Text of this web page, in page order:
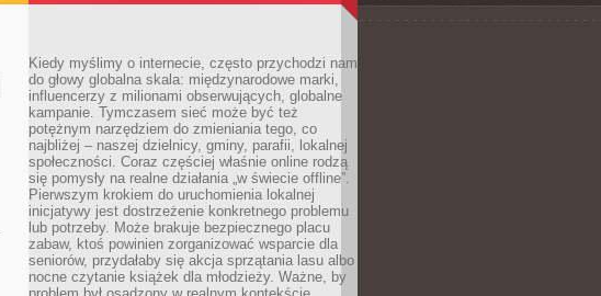
Kiedy myślimy o internecie, często przychodzi nam
do głowy globalna skala: międzynarodowe marki,
influencerzy z milionami obserwujących, globalne
kampanie. Tymczasem sieć może być też
potężnym narzędziem do zmieniania tego, co
najbliżej – naszej dzielnicy, gminy, parafii, lokalnej
społeczności. Coraz częściej właśnie online rodzą
się pomysły na realne działania „w świecie offline”.
Pierwszym krokiem do uruchomienia lokalnej
inicjatywy jest dostrzeżenie konkretnego problemu
lub potrzeby. Może brakuje bezpiecznego placu
zabaw, ktoś powinien zorganizować wsparcie dla
seniorów, przydałaby się akcja sprzątania lasu albo
nocne czytanie książek dla młodzieży. Ważne, by